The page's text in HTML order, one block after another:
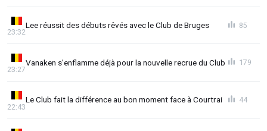
Lee réussit des débuts rêvés avec le Club de Bruges
23:32
85
Vanaken s'enflamme déjà pour la nouvelle recrue du Club
23:27
179
Le Club fait la différence au bon moment face à Courtrai
22:43
44